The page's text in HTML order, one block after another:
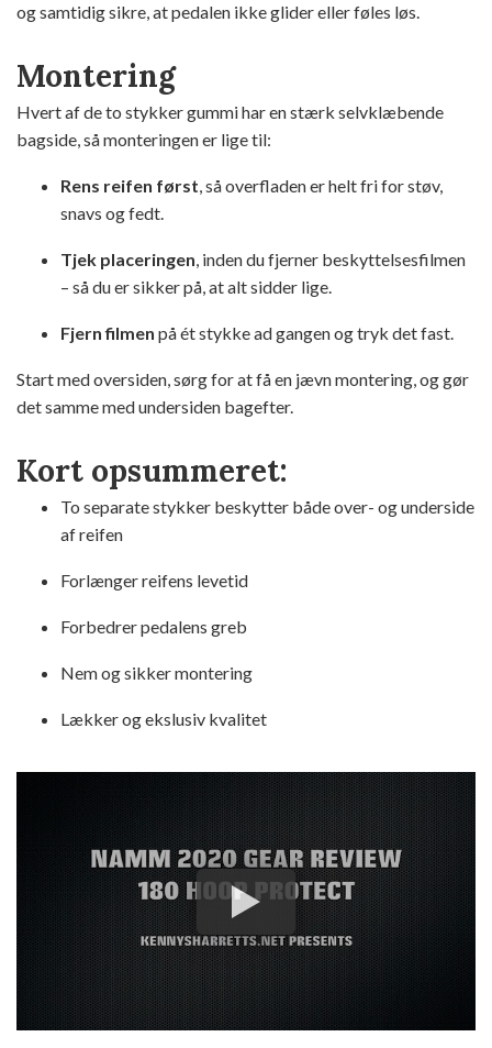
og samtidig sikre, at pedalen ikke glider eller føles løs.
Montering
Hvert af de to stykker gummi har en stærk selvklæbende
bagside, så monteringen er lige til:
Rens reifen først, så overfladen er helt fri for støv,
snavs og fedt.
Tjek placeringen, inden du fjerner beskyttelsesfilmen
– så du er sikker på, at alt sidder lige.
Fjern filmen på ét stykke ad gangen og tryk det fast.
Start med oversiden, sørg for at få en jævn montering, og gør
det samme med undersiden bagefter.
Kort opsummeret:
To separate stykker beskytter både over- og underside
af reifen
Forlænger reifens levetid
Forbedrer pedalens greb
Nem og sikker montering
Lækker og ekslusiv kvalitet